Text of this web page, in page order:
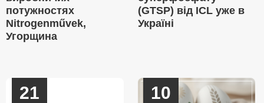
потужностях
Nitrogenművek,
Угорщина
(GTSP) від ICL уже в
Україні
21 10